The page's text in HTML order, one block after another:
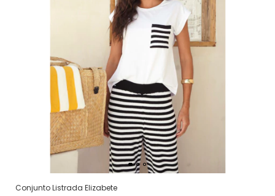
Conjunto Listrada Elizabete